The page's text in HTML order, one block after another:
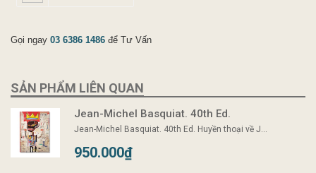
Gọi ngay 03 6386 1486 để Tư Vấn
SẢN PHẨM LIÊN QUAN
Jean-Michel Basquiat. 40th Ed.
Jean-Michel Basquiat. 40th Ed. Huyền thoại về J...
950.000₫